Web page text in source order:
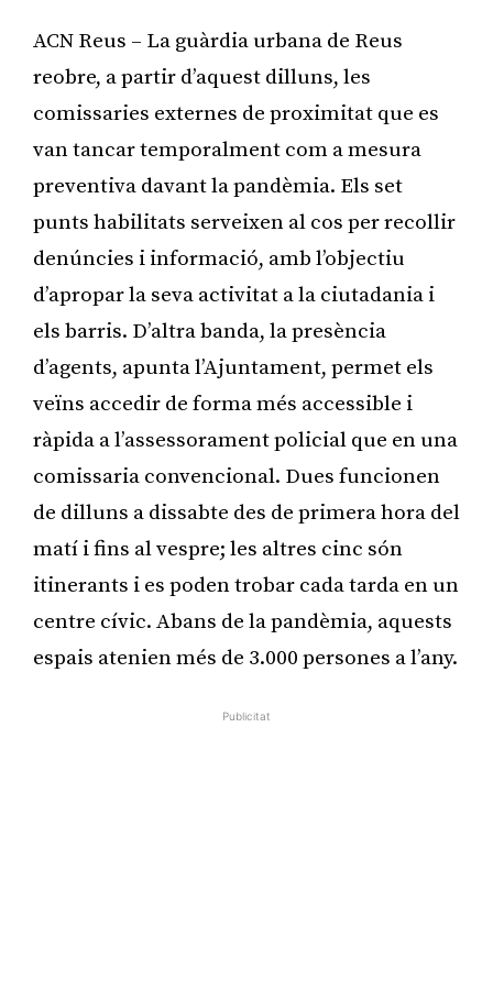
ACN Reus – La guàrdia urbana de Reus
reobre, a partir d’aquest dilluns, les
comissaries externes de proximitat que es
van tancar temporalment com a mesura
preventiva davant la pandèmia. Els set
punts habilitats serveixen al cos per recollir
denúncies i informació, amb l’objectiu
d’apropar la seva activitat a la ciutadania i
els barris. D’altra banda, la presència
d’agents, apunta l’Ajuntament, permet els
veïns accedir de forma més accessible i
ràpida a l’assessorament policial que en una
comissaria convencional. Dues funcionen
de dilluns a dissabte des de primera hora del
matí i fins al vespre; les altres cinc són
itinerants i es poden trobar cada tarda en un
centre cívic. Abans de la pandèmia, aquests
espais atenien més de 3.000 persones a l’any.
Publicitat